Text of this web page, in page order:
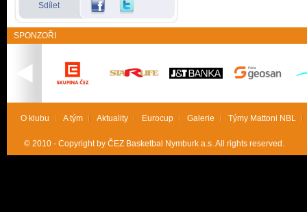
Sdílet
SPONZOŘI
O klubu A tým Aktuality Eurocup Galerie Týmy Mattoni NBL
© 2010 - Copyright by ČEZ Basketbal Nymburk a.s. All rights reserved.